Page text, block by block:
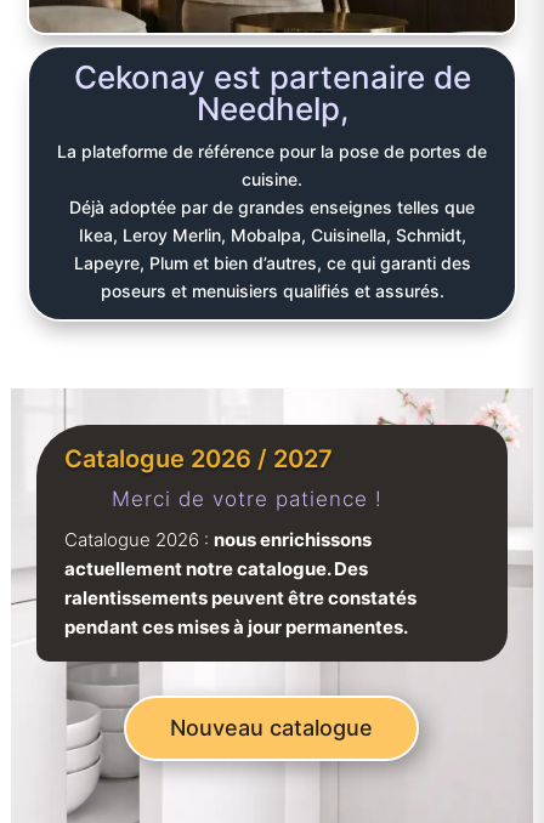
Cekonay est partenaire de
Needhelp,
La plateforme de référence pour la pose de portes de
cuisine.
Déjà adoptée par de grandes enseignes telles que
Ikea, Leroy Merlin, Mobalpa, Cuisinella, Schmidt,
Lapeyre, Plum et bien d’autres, ce qui garanti des
poseurs et menuisiers qualifiés et assurés.
Catalogue 2026 / 2027
Merci de votre patience !
Catalogue 2026 : nous enrichissons
actuellement notre catalogue. Des
ralentissements peuvent être constatés
pendant ces mises à jour permanentes.
Nouveau catalogue